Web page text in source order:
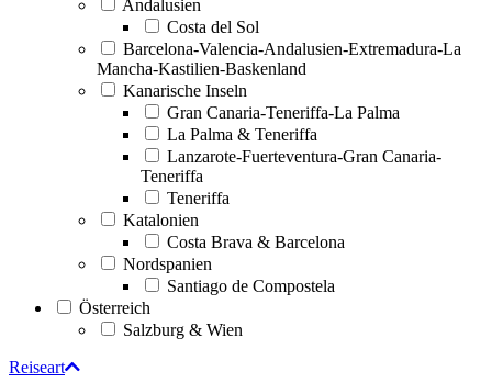
Andalusien
Costa del Sol
Barcelona-Valencia-Andalusien-Extremadura-La
Mancha-Kastilien-Baskenland
Kanarische Inseln
Gran Canaria-Teneriffa-La Palma
La Palma & Teneriffa
Lanzarote-Fuerteventura-Gran Canaria-
Teneriffa
Teneriffa
Katalonien
Costa Brava & Barcelona
Nordspanien
Santiago de Compostela
Österreich
Salzburg & Wien
Reiseart